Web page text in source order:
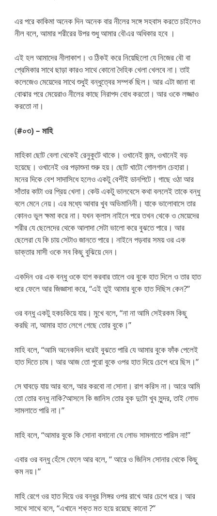
এর পরে কাকিমা অনেক দিন অনেক বার নীলের সঙ্গে সহবাস করতে চাইলেও
নীল বলে, আমার শরীরের উপর শুধু আমার বৌএর অধিকার হবে ।
এই হল আমাদের নীলাকাশ। ও ঠিকই করে নিয়েছিলো যে নিজের বৌ বা
প্রেমিকার সাথে ছাড়া কারও সাথে কোনো দৈহিক খেলা খেলবে না। তাই
কলেজেও মেয়েদের সাথে শুধুই বন্ধুত্বের সম্পর্ক ছিল। আর এটা জানা বা
বোঝার পরে মেয়েরাও নীলের কাছে নিরাপদ বোধ করতো। আর ওকে লজ্জাও
করতো না।
(#০৩) – মাহি
মাহিকা ছোট বেলা থেকেই রেনুকুটে থাকে। ওখানেই জন্ম, ওখানেই বড়
হয়েছে। ওখানেই ওর পড়াশুনা শুরু হয়। ছোট খাটো গোলগাল চেহারা।
মনের দিকে বেশ সাদাসিধে হলেও একটু বেশীই ডানপিটে। গাছে ওঠা আর
সাঁতার কাটা ওর প্রিয় খেলা। কেউ একটু ভালবেসে কথা বললেই তাকে বন্ধু
বলে মেনে নেয়। এর মধ্যে আবার খুব অভিমানিনী। যাকে ভালোবাসে তার
কোনও ভুল ক্ষমা করে না। যখন ক্লাস নাইনে পরে তখন থেকে ও মেয়েদের
শরীর যে ছেলেদের থেকে আলাদা সেটা ভালো করে বুঝতে পারে। আর
ছেলেরা যে কি চায় সেটাও জানতে পারে। নাইনে পড়বার সময় ওর এক
ডাক্তার মাসী ওকে সব কিছু বুঝিয়ে দেন।
একদিন ওর এক বন্ধু ওকে হাগ করবার তালে ওর বুকে হাত দিলে ও তার হাত
ধরে ফেলে আর জিজ্ঞাসা করে, “এই তুই আমার বুকে হাত দিছিস কেন?”
ওর বন্ধু একটু হকচকিয়ে যায়। মুখে বলে, “না না আমি সেইরকম কিছু
করছি না, আমার হাত লেগে গেছে তোর বুকে।”
মাহি বলে, “আমি অনেকদিন ধরেই বুঝতে পারি যে আমার বুকে ফাঁক পেলেই
হাত দিতে চাষ। আর আজ তো পুরো বুকে ওপর হাত দিয়ে চেপে ধরে ছিস।”
সে ঘাবড়ে যায় আর বলে, আর করবো না সোনা। রাগ করিস না। আরে আমি
তো তোর বন্ধু নাকি?আসলে কি জানিস তোর বুক দুটো খুব সুন্দর, তাই লোভ
সামলাতে পারি না।”
মাহি বলে, “আমার বুকে কি সোনা বসানো যে লোভ সামলাতে পারিস না!”
এবার ওর বন্ধু হেঁসে ফেলে আর বলে, “ আরে ও জিনিস সোনার থেকে কিছু
কম নয়।”
মাহি রেগে ওর হাত দিয়ে ওর বন্ধুর লিঙ্গর ওপর রাখে আর চেপে ধরে। আর
সাথে সাথে বলে, “এখানে শক্ত মত হয়ে রয়েছে কানো ?”